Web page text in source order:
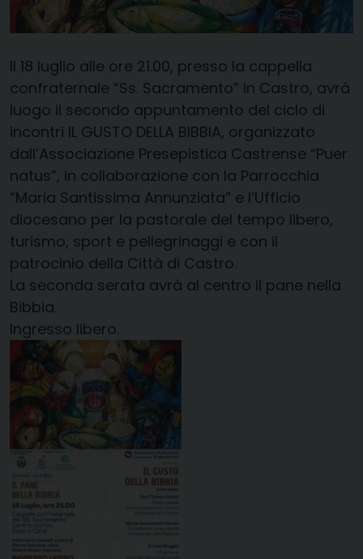
Il 18 luglio alle ore 21.00, presso la cappella
confraternale “Ss. Sacramento” in Castro, avrà
luogo il secondo appuntamento del ciclo di
incontri IL GUSTO DELLA BIBBIA, organizzato
dall’Associazione Presepistica Castrense “Puer
natus”, in collaborazione con la Parrocchia
“Maria Santissima Annunziata” e l’Ufficio
diocesano per la pastorale del tempo libero,
turismo, sport e pellegrinaggi e con il
patrocinio della Città di Castro.
La seconda serata avrà al centro il pane nella
Bibbia.
Ingresso libero.